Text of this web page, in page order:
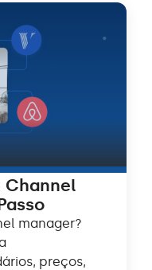
Channel
manager?
preços,